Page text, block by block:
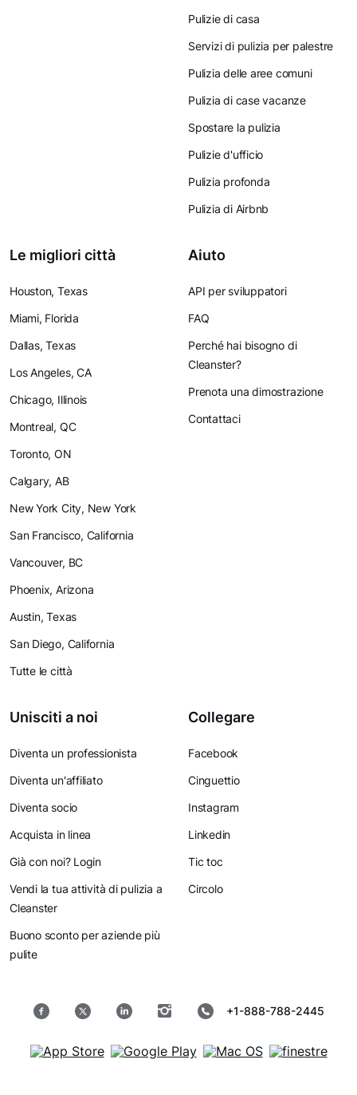
Pulizie di casa
Servizi di pulizia per palestre
Pulizia delle aree comuni
Pulizia di case vacanze
Spostare la pulizia
Pulizie d'ufficio
Pulizia profonda
Pulizia di Airbnb
Le migliori città
Houston, Texas
Miami, Florida
Dallas, Texas
Los Angeles, CA
Chicago, Illinois
Montreal, QC
Toronto, ON
Calgary, AB
New York City, New York
San Francisco, California
Vancouver, BC
Phoenix, Arizona
Austin, Texas
San Diego, California
Tutte le città
Aiuto
API per sviluppatori
FAQ
Perché hai bisogno di
Cleanster?
Prenota una dimostrazione
Contattaci
Unisciti a noi
Diventa un professionista
Diventa un'affiliato
Diventa socio
Acquista in linea
Già con noi? Login
Vendi la tua attività di pulizia a
Cleanster
Buono sconto per aziende più
pulite
Collegare
Facebook
Cinguettio
Instagram
Linkedin
Tic toc
Circolo
+1-888-788-2445